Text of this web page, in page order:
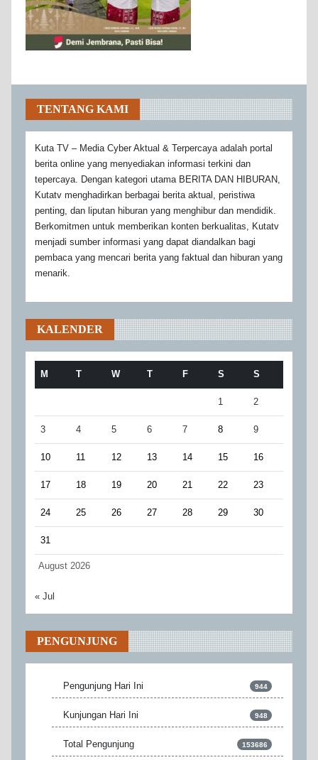
TENTANG KAMI
Kuta TV – Media Cyber Aktual & Terpercaya adalah portal
berita online yang menyediakan informasi terkini dan
tepercaya. Dengan kategori utama BERITA DAN HIBURAN,
Kutatv menghadirkan berbagai berita aktual, peristiwa
penting, dan liputan hiburan yang menghibur dan mendidik.
Berkomitmen untuk memberikan konten berkualitas, Kutatv
menjadi sumber informasi yang dapat diandalkan bagi
pembaca yang mencari berita yang faktual dan hiburan yang
menarik.
KALENDER
August 2026
M T W T F S S
1 2
3 4 5 6 7 8 9
10 11 12 13 14 15 16
17 18 19 20 21 22 23
24 25 26 27 28 29 30
31
« Jul
PENGUNJUNG
Pengunjung Hari Ini 944
Kunjungan Hari Ini 948
Total Pengunjung 153686